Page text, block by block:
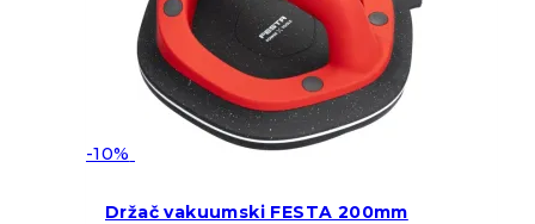
-10%
Držač vakuumski FESTA 200mm